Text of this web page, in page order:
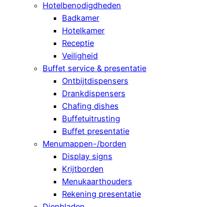
Hotelbenodigdheden
Badkamer
Hotelkamer
Receptie
Veiligheid
Buffet service & presentatie
Ontbijtdispensers
Drankdispensers
Chafing dishes
Buffetuitrusting
Buffet presentatie
Menumappen-/borden
Display signs
Krijtborden
Menukaarthouders
Rekening presentatie